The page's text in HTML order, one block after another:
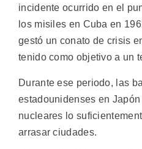
incidente ocurrido en el
los misiles en Cuba en
gestó un conato de crisis
tenido como objetivo a un
Durante ese periodo, las
estadounidenses en
nucleares lo
arrasar ciudades.